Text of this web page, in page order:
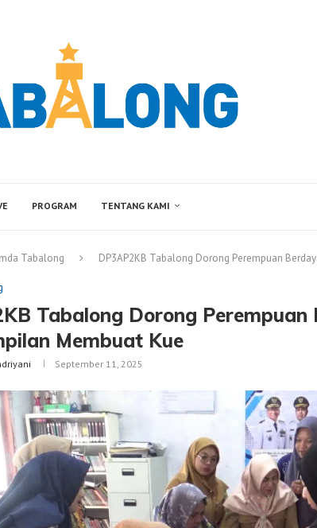
PROGRAM TENTANG KAMI
Tabalong DP3AP2KB Tabalong Dorong Perempuan
Tabalong Dorong
Membuat Kue
September 11, 2025